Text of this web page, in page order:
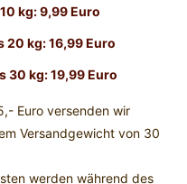
kg: 9,99 Euro
20 kg: 16,99 Euro
30 kg: 19,99 Euro
Euro versenden wir
Versandgewicht von 30
werden während des